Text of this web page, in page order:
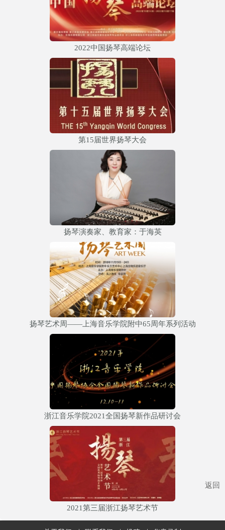
2022中国扬琴高端论坛
第15届世界扬琴大会
扬琴演奏家、教育家：于海英
扬琴艺术周——上海音乐学院附中65周年系列活动
浙江音乐学院2021全国扬琴新作品研讨会
2021第三届浙江扬琴艺术节
返回